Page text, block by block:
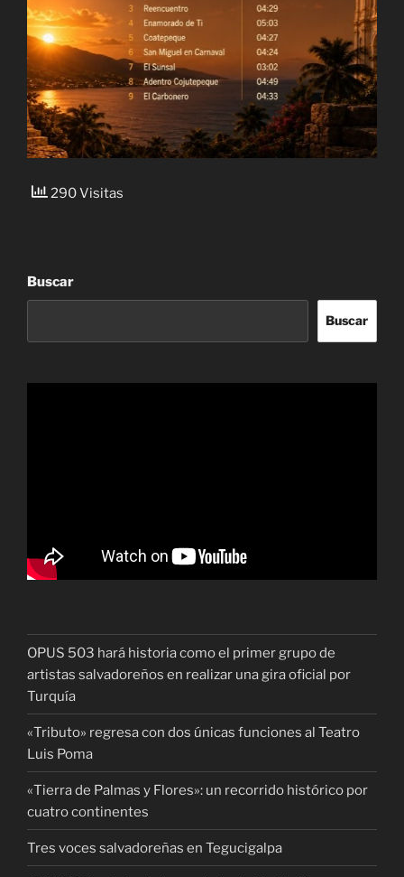
290 Visitas
Buscar
Buscar
OPUS 503 hará historia como el primer grupo de
artistas salvadoreños en realizar una gira oficial por
Turquía
«Tributo» regresa con dos únicas funciones al Teatro
Luis Poma
«Tierra de Palmas y Flores»: un recorrido histórico por
cuatro continentes
Tres voces salvadoreñas en Tegucigalpa